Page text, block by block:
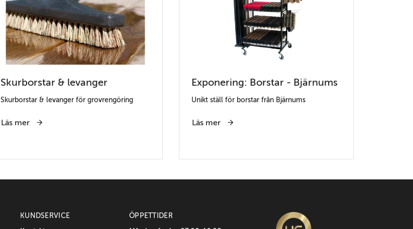
Skurborstar & levanger
Skurborstar & levanger för grovrengöring
Läs mer
Exponering: Borstar - Bjärnums
Unikt ställ för borstar från Bjärnums
Läs mer
KUNDSERVICE
ÖPPETTIDER